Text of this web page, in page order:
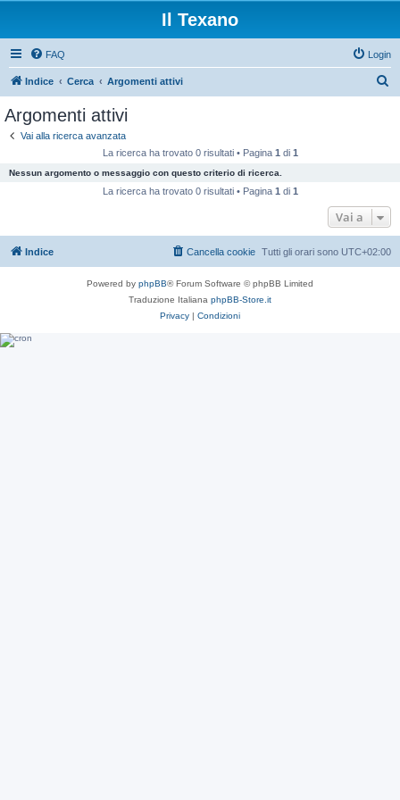
Il Texano
FAQ Login
Indice Cerca Argomenti attivi
Argomenti attivi
Vai alla ricerca avanzata
La ricerca ha trovato 0 risultati • Pagina 1 di 1
Nessun argomento o messaggio con questo criterio di ricerca.
La ricerca ha trovato 0 risultati • Pagina 1 di 1
Vai a
Indice Tutti gli orari sono UTC+02:00
Cancella cookie
Powered by phpBB® Forum Software © phpBB Limited
Traduzione Italiana phpBB-Store.it
Privacy | Condizioni